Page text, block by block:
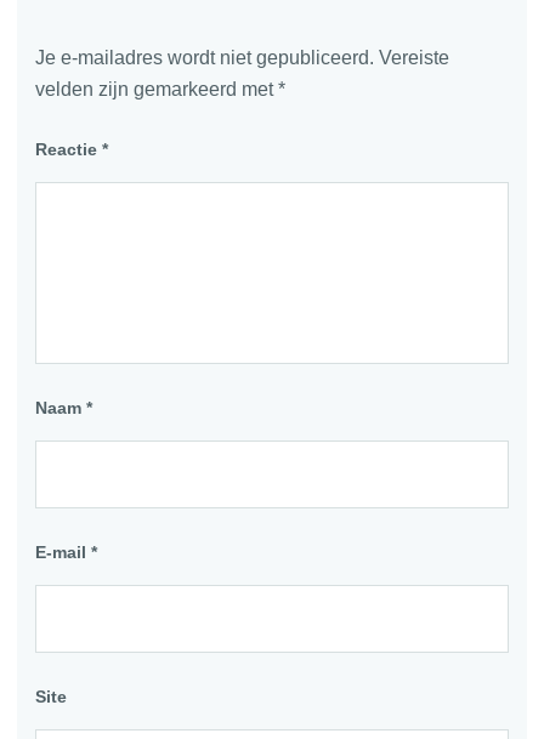
Je e-mailadres wordt niet gepubliceerd. Vereiste
velden zijn gemarkeerd met*
Reactie *
Naam *
E-mail *
Site